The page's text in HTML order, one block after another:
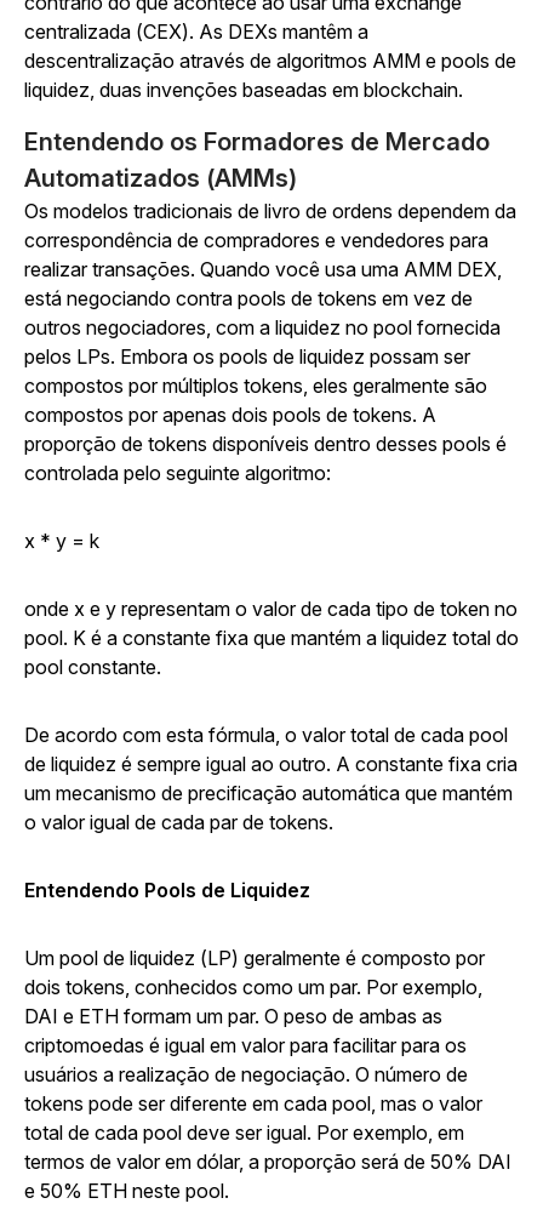
centralizada (CEX). As DEXs mantêm a
descentralização através de algoritmos AMM e pools de
liquidez, duas invenções baseadas em blockchain.
Entendendo os Formadores de Mercado
Automatizados (AMMs)
Os modelos tradicionais de livro de ordens dependem da
correspondência de compradores e vendedores para
realizar transações. Quando você usa uma AMM DEX,
está negociando contra pools de tokens em vez de
outros negociadores, com a liquidez no pool fornecida
pelos LPs. Embora os pools de liquidez possam ser
compostos por múltiplos tokens, eles geralmente são
compostos por apenas dois pools de tokens. A
proporção de tokens disponíveis dentro desses pools é
controlada pelo seguinte algoritmo:
x * y = k
onde x e y representam o valor de cada tipo de token no
pool. K é a constante fixa que mantém a liquidez total do
pool constante.
De acordo com esta fórmula, o valor total de cada pool
de liquidez é sempre igual ao outro. A constante fixa cria
um mecanismo de precificação automática que mantém
o valor igual de cada par de tokens.
Entendendo Pools de Liquidez
Um pool de liquidez (LP) geralmente é composto por
dois tokens, conhecidos como um par. Por exemplo,
DAI e ETH formam um par. O peso de ambas as
criptomoedas é igual em valor para facilitar para os
usuários a realização de negociação. O número de
tokens pode ser diferente em cada pool, mas o valor
total de cada pool deve ser igual. Por exemplo, em
termos de valor em dólar, a proporção será de 50% DAI
e 50% ETH neste pool.